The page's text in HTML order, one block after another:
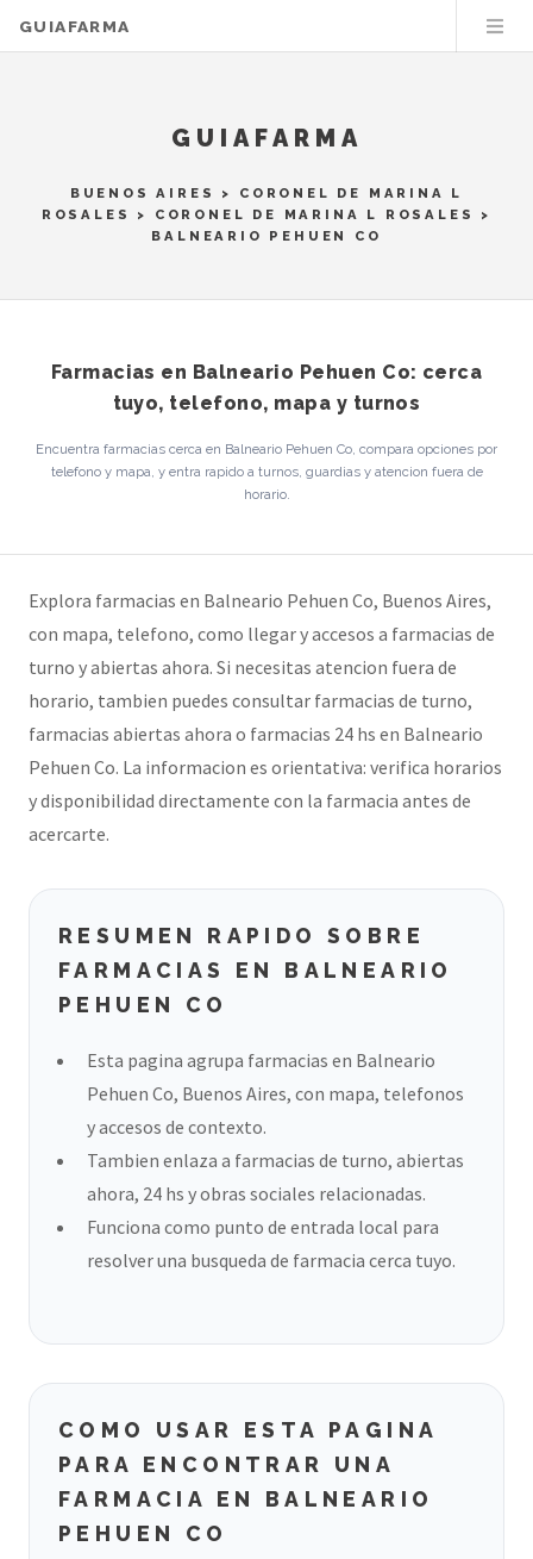
GUIAFARMA
GUIAFARMA
BUENOS AIRES > CORONEL DE MARINA L
ROSALES
> CORONEL DE MARINA L ROSALES
>
BALNEARIO PEHUEN CO
Farmacias en Balneario Pehuen Co: cerca
tuyo, telefono, mapa y turnos
Encuentra farmacias cerca en Balneario Pehuen Co, compara opciones por
telefono y mapa, y entra rapido a turnos, guardias y atencion fuera de
horario.
Explora farmacias en Balneario Pehuen Co, Buenos Aires,
con mapa, telefono, como llegar y accesos a farmacias de
turno y abiertas ahora. Si necesitas atencion fuera de
horario, tambien puedes consultar farmacias de turno,
farmacias abiertas ahora o farmacias 24 hs en Balneario
Pehuen Co. La informacion es orientativa: verifica horarios
y disponibilidad directamente con la farmacia antes de
acercarte.
RESUMEN RAPIDO SOBRE
FARMACIAS EN BALNEARIO
PEHUEN CO
Esta pagina agrupa farmacias en Balneario
Pehuen Co, Buenos Aires, con mapa, telefonos
y accesos de contexto.
Tambien enlaza a farmacias de turno, abiertas
ahora, 24 hs y obras sociales relacionadas.
Funciona como punto de entrada local para
resolver una busqueda de farmacia cerca tuyo.
COMO USAR ESTA PAGINA
PARA ENCONTRAR UNA
FARMACIA EN BALNEARIO
PEHUEN CO